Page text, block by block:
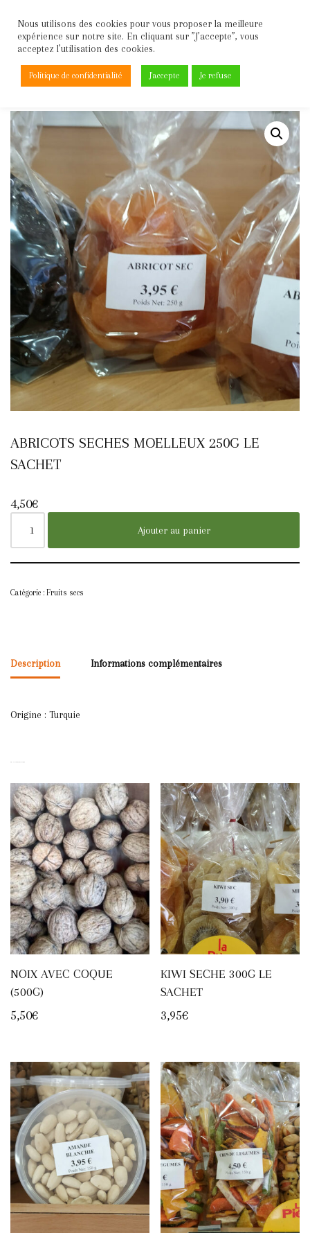
Aller
au
contenu
Accueil \ Fruits secs \ Abricots seches moelleux 250g le sachet
ABRICOTS SECHES MOELLEUX 250G LE
SACHET
4,50€
Ajouter au panier
Catégorie : Fruits secs
Description Informations complémentaires
Origine : Turquie
NOIX AVEC COQUE
(500G)
5,50€
KIWI SECHE 300G LE
SACHET
3,95€
Nous utilisons des cookies pour vous proposer la meilleure
expérience sur notre site. En cliquant sur ”J’accepte”, vous
acceptez l’utilisation des cookies.
Politique de confidentialité J'accepte Je refuse